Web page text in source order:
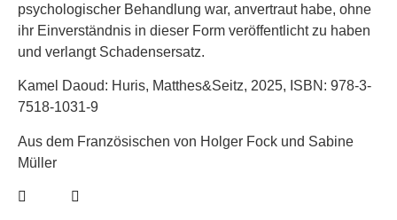
psychologischer Behandlung war, anvertraut habe, ohne
ihr Einverständnis in dieser Form veröffentlicht zu haben
und verlangt Schadensersatz.
Kamel Daoud: Huris, Matthes&Seitz, 2025, ISBN: 978-3-
7518-1031-9
Aus dem Französischen von Holger Fock und Sabine
Müller